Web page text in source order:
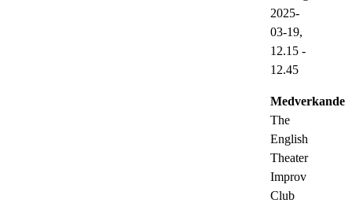
2025-
03-19,
12.15 -
12.45
Medverkande:
The
English
Theater
Improv
Club